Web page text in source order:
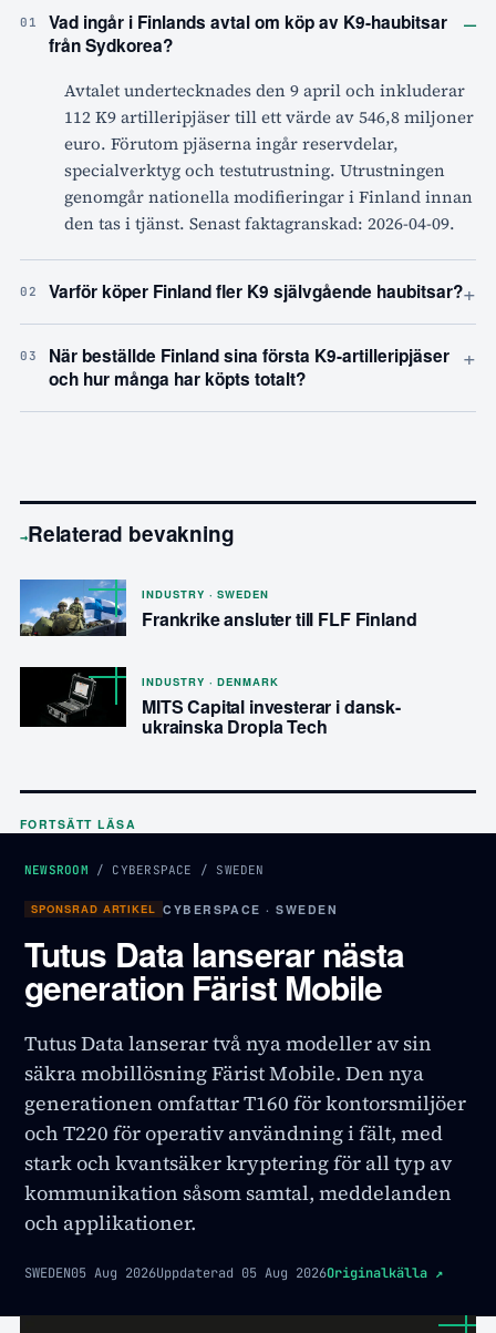
01
Vad ingår i Finlands avtal om köp av K9-haubitsar
från Sydkorea?
–
Avtalet undertecknades den 9 april och inkluderar
112 K9 artilleripjäser till ett värde av 546,8 miljoner
euro. Förutom pjäserna ingår reservdelar,
specialverktyg och testutrustning. Utrustningen
genomgår nationella modifieringar i Finland innan
den tas i tjänst. Senast faktagranskad: 2026-04-09.
02 Varför köper Finland fler K9 självgående haubitsar?+
03
När beställde Finland sina första K9-artilleripjäser
och hur många har köpts totalt?
+
→Relaterad bevakning
INDUSTRY · SWEDEN
Frankrike ansluter till FLF Finland
INDUSTRY · DENMARK
MITS Capital investerar i dansk-
ukrainska Dropla Tech
FORTSÄTT LÄSA
NEWSROOM / CYBERSPACE / SWEDEN
SPONSRAD ARTIKEL CYBERSPACE · SWEDEN
Tutus Data lanserar nästa
generation Färist Mobile
Tutus Data lanserar två nya modeller av sin
säkra mobillösning Färist Mobile. Den nya
generationen omfattar T160 för kontorsmiljöer
och T220 för operativ användning i fält, med
stark och kvantsäker kryptering för all typ av
kommunikation såsom samtal, meddelanden
och applikationer.
SWEDEN05 Aug 2026Uppdaterad 05 Aug 2026Originalkälla ↗